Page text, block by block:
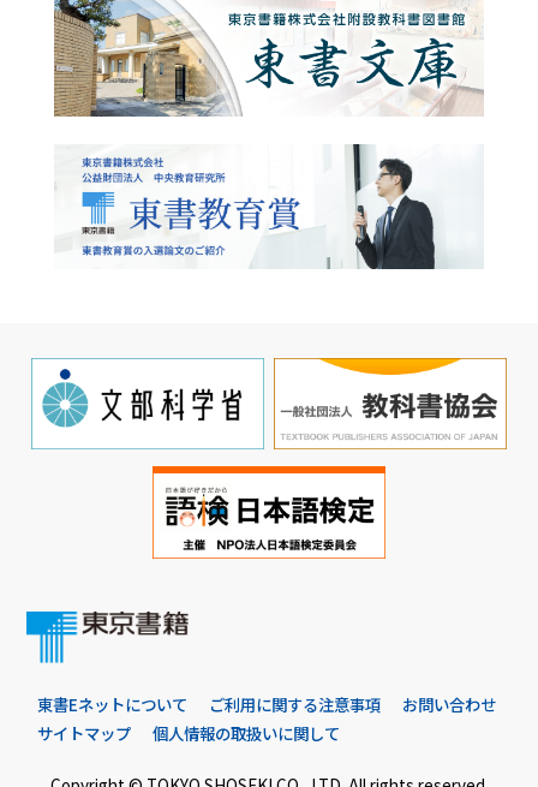
東書Eネットについて ご利用に関する注意事項
お問い合わせ
サイトマップ
個人情報の取扱いに関して